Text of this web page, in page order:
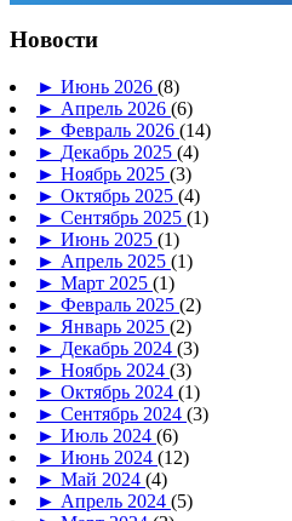
Новости
► Июнь 2026 (8)
► Апрель 2026 (6)
► Февраль 2026 (14)
► Декабрь 2025 (4)
► Ноябрь 2025 (3)
► Октябрь 2025 (4)
► Сентябрь 2025 (1)
► Июнь 2025 (1)
► Апрель 2025 (1)
► Март 2025 (1)
► Февраль 2025 (2)
► Январь 2025 (2)
► Декабрь 2024 (3)
► Ноябрь 2024 (3)
► Октябрь 2024 (1)
► Сентябрь 2024 (3)
► Июль 2024 (6)
► Июнь 2024 (12)
► Май 2024 (4)
► Апрель 2024 (5)